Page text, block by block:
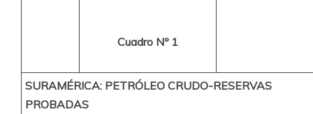
Cuadro Nº 1
SURAMÉRICA: PETRÓLEO CRUDO-RESERVAS
PROBADAS